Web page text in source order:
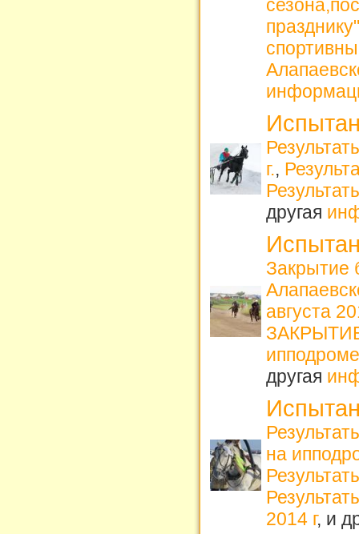
г.,
другая
Закрытие
августа
ЗАКРЫТИЕ
другая
на
2014 г, и